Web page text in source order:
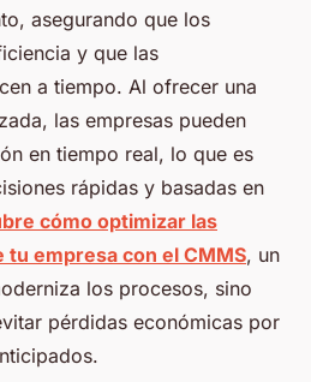
asegurando que los
y que las
a tiempo. Al ofrecer una
las empresas pueden
en tiempo real, lo que es
rápidas y basadas en
cómo optimizar las
empresa con el CMMS, un
los procesos, sino
pérdidas económicas por